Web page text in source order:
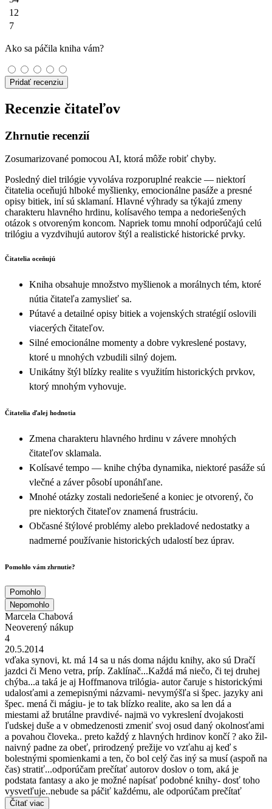
12
7
Ako sa páčila kniha vám?
Pridať recenziu
Recenzie čitateľov
Zhrnutie recenzií
Zosumarizované pomocou AI, ktorá môže robiť chyby.
Posledný diel trilógie vyvoláva rozporuplné reakcie — niektorí
čitatelia oceňujú hlboké myšlienky, emocionálne pasáže a presné
opisy bitiek, iní sú sklamaní. Hlavné výhrady sa týkajú zmeny
charakteru hlavného hrdinu, kolísavého tempa a nedoriešených
otázok s otvoreným koncom. Napriek tomu mnohí odporúčajú celú
trilógiu a vyzdvihujú autorov štýl a realistické historické prvky.
Čitatelia oceňujú
Kniha obsahuje množstvo myšlienok a morálnych tém, ktoré
nútia čitateľa zamyslieť sa.
Pútavé a detailné opisy bitiek a vojenských stratégií oslovili
viacerých čitateľov.
Silné emocionálne momenty a dobre vykreslené postavy,
ktoré u mnohých vzbudili silný dojem.
Unikátny štýl blízky realite s využitím historických prvkov,
ktorý mnohým vyhovuje.
Čitatelia ďalej hodnotia
Zmena charakteru hlavného hrdinu v závere mnohých
čitateľov sklamala.
Kolísavé tempo — knihe chýba dynamika, niektoré pasáže sú
vlečné a záver pôsobí uponáhľane.
Mnohé otázky zostali nedoriešené a koniec je otvorený, čo
pre niektorých čitateľov znamená frustráciu.
Občasné štýlové problémy alebo prekladové nedostatky a
nadmerné používanie historických udalostí bez úprav.
Pomohlo vám zhrnutie?
Pomohlo
Nepomohlo
Marcela Chabová
Neoverený nákup
4
20.5.2014
vďaka synovi, kt. má 14 sa u nás doma nájdu knihy, ako sú Dračí
jazdci či Meno vetra, príp. Zaklínač...Každá má niečo, či tej druhej
chýba...a taká je aj Hoffmanova trilógia- autor čaruje s historickými
udalosťami a zemepisnými názvami- nevymýšľa si špec. jazyky ani
špec. mená či mágiu- je to tak blízko realite, ako sa len dá a
miestami až brutálne pravdivé- najmä vo vykreslení dvojakosti
ľudskej duše a v obmedzenosti zmeniť svoj osud daný okolnosťami
a povahou človeka.. preto každý z hlavných hrdinov končí ? ako žil-
naivný padne za obeť, prirodzený prežije vo vzťahu aj keď s
bolestnými spomienkami a ten, čo bol celý čas iný sa musí (aspoň na
čas) stratiť...odporúčam prečítať autorov doslov o tom, aká je
podstata fantasy a ako je možné napísať podobné knihy- dosť toho
vysvetľuje..nebude sa páčiť každému, ale odporúčam prečítať
Čítať viac